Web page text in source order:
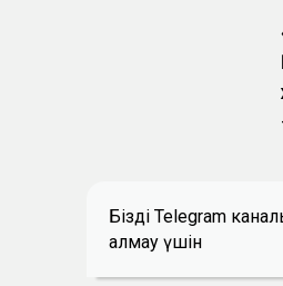
Біздің Telegram
алмау үшін